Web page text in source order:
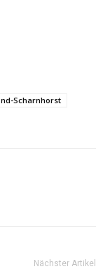
Scharnhorst
Nächster Artikel